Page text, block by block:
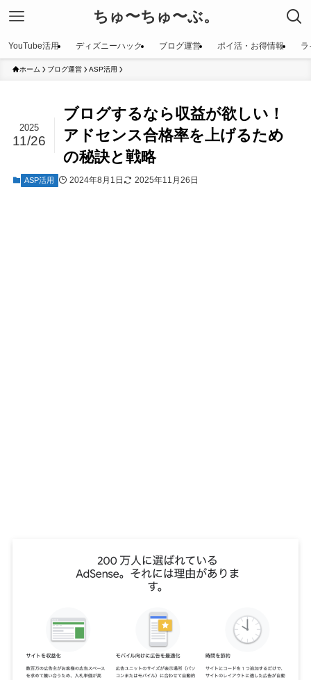
ちゅ〜ちゅ〜ぶ。
YouTube活用 ディズニーハック ブログ運営 ポイ活・お得情報
ホーム ブログ運営 ASP活用
ブログするなら収益が欲しい！
アドセンス合格率を上げるため
の秘訣と戦略
2025
11/26
ASP活用 2024年8月1日 2025年11月26日